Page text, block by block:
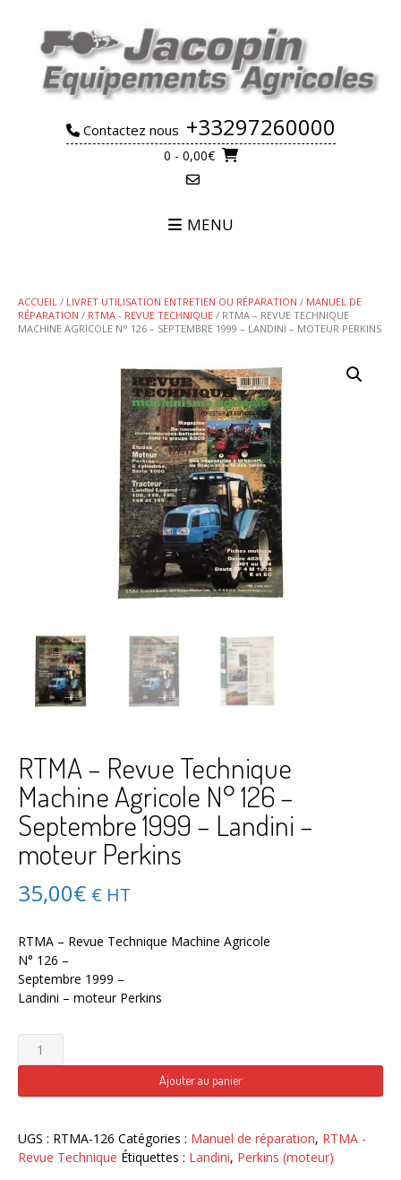
content
Contactez nous +33297260000
0 - 0,00€
MENU
ACCUEIL / LIVRET UTILISATION ENTRETIEN OU RÉPARATION / MANUEL DE
RÉPARATION / RTMA - REVUE TECHNIQUE / RTMA – REVUE TECHNIQUE
MACHINE AGRICOLE N° 126 – SEPTEMBRE 1999 – LANDINI – MOTEUR PERKINS
RTMA – Revue Technique
Machine Agricole N° 126 –
Septembre 1999 – Landini –
moteur Perkins
35,00€ € HT
RTMA – Revue Technique Machine Agricole
N° 126 –
Septembre 1999 –
Landini – moteur Perkins
quantité
de
–
Technique
Machine
Ajouter au panier
UGS : RTMA-126 Catégories : Manuel de réparation, RTMA -
Revue Technique Étiquettes : Landini, Perkins (moteur)